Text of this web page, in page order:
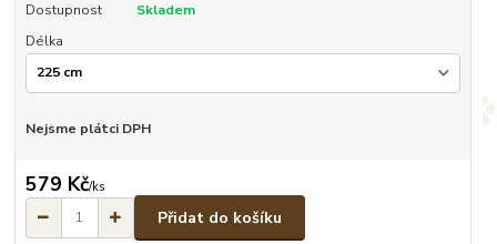
Dostupnost
Skladem
Délka
Nejsme plátci DPH
579 Kč/ks
Přidat do košíku